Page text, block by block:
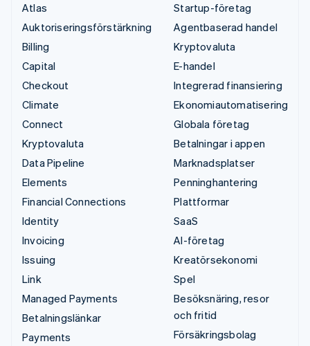
Atlas
Auktoriseringsförstärkning
Billing
Capital
Checkout
Climate
Connect
Kryptovaluta
Data Pipeline
Elements
Financial Connections
Identity
Invoicing
Issuing
Link
Managed Payments
Betalningslänkar
Payments
Startup-företag
Agentbaserad handel
Kryptovaluta
E-handel
Integrerad finansiering
Ekonomiautomatisering
Globala företag
Betalningar i appen
Marknadsplatser
Penninghantering
Plattformar
SaaS
AI-företag
Kreatörsekonomi
Spel
Besöksnäring, resor
och fritid
Försäkringsbolag